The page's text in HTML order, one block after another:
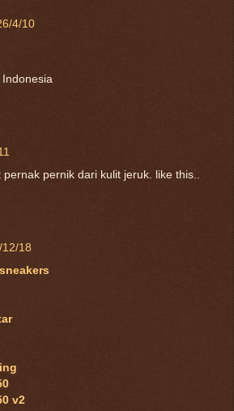
4/10
pernik dari kulit jeruk. like this..
12/18
v2